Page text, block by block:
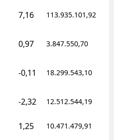
7,16 113.935.101,92
0,97 3.847.550,70
-0,11 18.299.543,10
-2,32 12.512.544,19
1,25 10.471.479,91